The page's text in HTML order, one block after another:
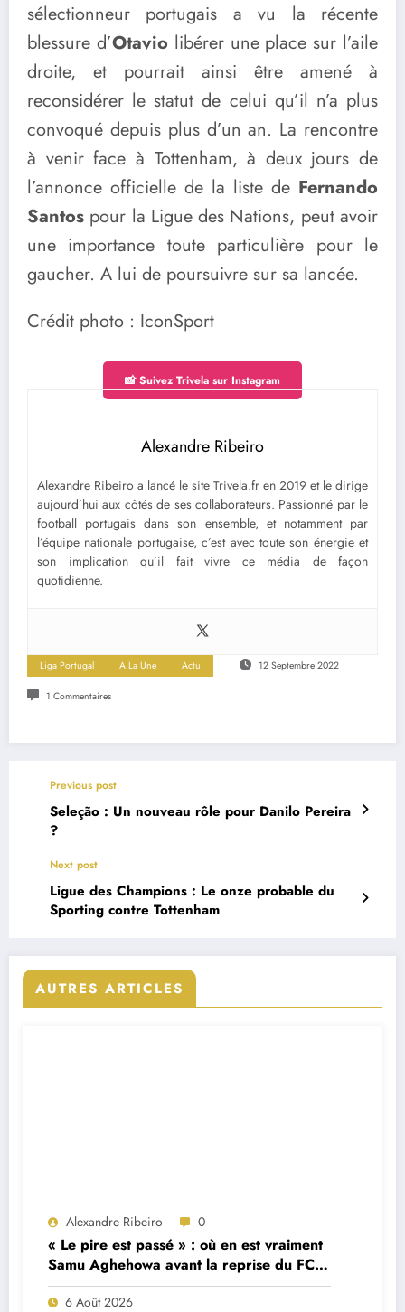
sélectionneur portugais a vu la récente
blessure d’Otavio libérer une place sur l’aile
droite, et pourrait ainsi être amené à
reconsidérer le statut de celui qu’il n’a plus
convoqué depuis plus d’un an. La rencontre
à venir face à Tottenham, à deux jours de
l’annonce officielle de la liste de Fernando
Santos pour la Ligue des Nations, peut avoir
une importance toute particulière pour le
gaucher. A lui de poursuivre sur sa lancée.
Crédit photo : IconSport
📸 Suivez Trivela sur Instagram
Alexandre Ribeiro
Alexandre Ribeiro a lancé le site Trivela.fr en 2019 et le dirige
aujourd’hui aux côtés de ses collaborateurs. Passionné par le
football portugais dans son ensemble, et notamment par
l’équipe nationale portugaise, c’est avec toute son énergie et
son implication qu’il fait vivre ce média de façon
quotidienne.
Liga Portugal A La Une Actu 12 Septembre 2022
1 Commentaires
Previous post
Seleção : Un nouveau rôle pour Danilo Pereira
?
Next post
Ligue des Champions : Le onze probable du
Sporting contre Tottenham
AUTRES ARTICLES
Alexandre Ribeiro 0
« Le pire est passé » : où en est vraiment
Samu Aghehowa avant la reprise du FC
Porto ?
6 Août 2026